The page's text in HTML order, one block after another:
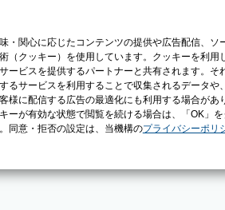
・関心に応じたコンテンツの提供や広告配信、
（クッキー）を使用しています。クッキーを利
ービスを提供するパートナーと共有されます。
るサービスを利用することで収集されるデータ
様に配信する広告の最適化にも利用する場合が
ーが有効な状態で閲覧を続ける場合は、「OK」
同意・拒否の設定は、当機構のプライバシーポリ